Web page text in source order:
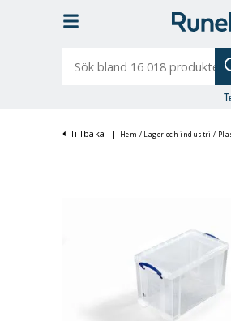
bland
Tillbaka | Hem / Lager och industri /